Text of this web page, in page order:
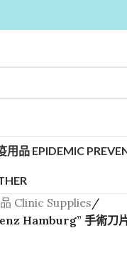
用品 EPIDEMIC
Clinic Supplies/
Hamburg” 手術刀